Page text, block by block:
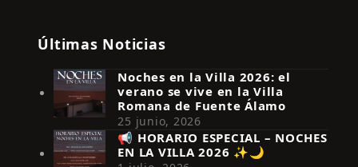
Síguenos en Instagram
Últimas Noticias
Noches en la Villa 2026: el
verano se vive en la Villa
Romana de Fuente Álamo
25 junio, 2026
📢 HORARIO ESPECIAL – NOCHES
EN LA VILLA 2026 ✨🌙